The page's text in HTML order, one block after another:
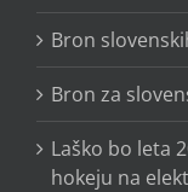
Bron
Bron za
Laško bo leta
hokeju na